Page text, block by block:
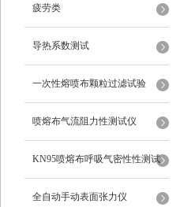
疲劳类
导热系数测试
一次性熔喷布颗粒过滤试验
喷熔布气流阻力性测试仪
KN95喷熔布呼吸气密性性测试
仪
全自动手动表面张力仪